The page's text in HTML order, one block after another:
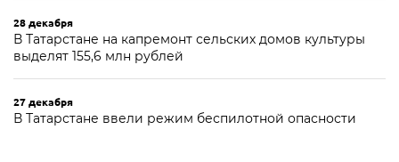
28 декабря
В Татарстане на капремонт сельских домов культуры
выделят 155,6 млн рублей
27 декабря
В Татарстане ввели режим беспилотной опасности